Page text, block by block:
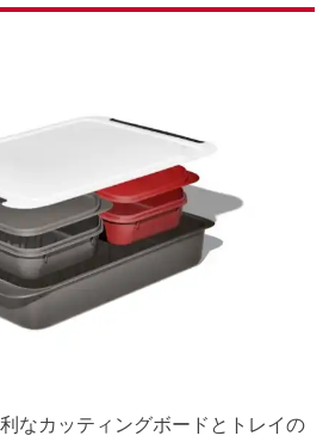
なカッティングボードとトレイの